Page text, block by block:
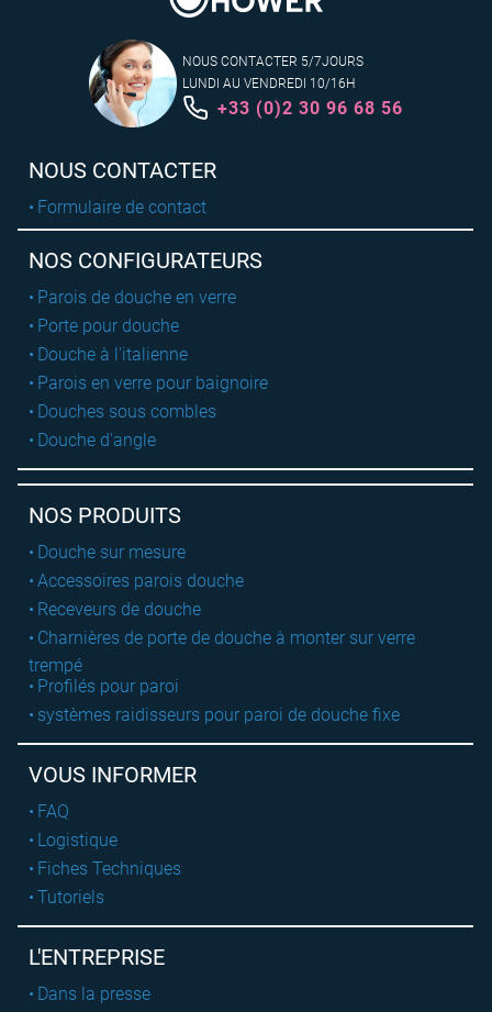
NOUS CONTACTER 5/7JOURS
LUNDI AU VENDREDI 10/16H
+33 (0)2 30 96 68 56
NOUS CONTACTER
Formulaire de contact
NOS CONFIGURATEURS
Parois de douche en verre
Porte pour douche
Douche à l'italienne
Parois en verre pour baignoire
Douches sous combles
Douche d'angle
NOS PRODUITS
Douche sur mesure
Accessoires parois douche
Receveurs de douche
Charnières de porte de douche à monter sur verre
trempé
Profilés pour paroi
systèmes raidisseurs pour paroi de douche fixe
VOUS INFORMER
FAQ
Logistique
Fiches Techniques
Tutoriels
L'ENTREPRISE
Dans la presse